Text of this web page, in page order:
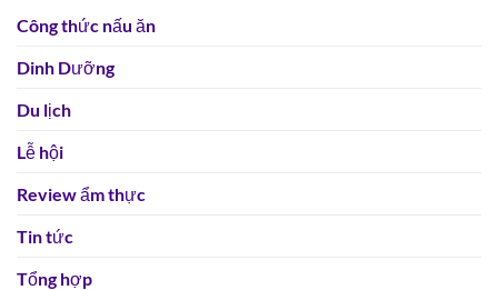
Công thức nấu ăn
Dinh Dưỡng
Du lịch
Lễ hội
Review ẩm thực
Tin tức
Tổng hợp